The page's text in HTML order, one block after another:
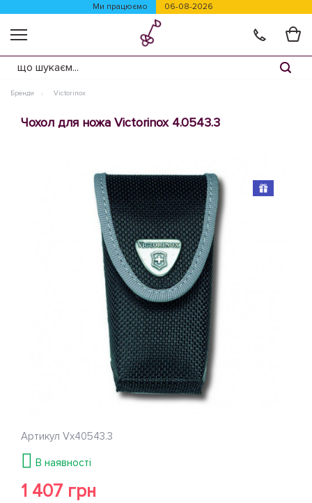
Ми працюємо 06-08-2026
Бренди Victorinox
Чохол для ножа Victorinox 4.0543.3
Артикул Vx40543.3
В наявності
1 407 грн